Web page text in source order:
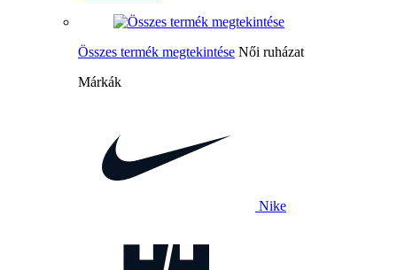
Összes termék megtekintése Női ruházat
Márkák
Nike